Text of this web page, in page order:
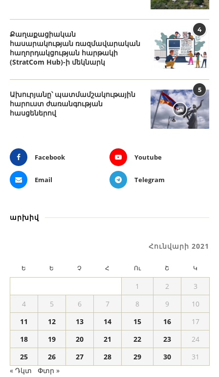
4
Քաղաքացիական
հասարակության ռազմավարական
հաղորդակցության հարթակի
(StratCom Hub)-ի մեկնարկ
5
Ախուրյանը՝ պատմամշակութային
հարուստ ժառանգության
հասցեներով
Facebook Youtube
Email Telegram
արխիվ
Հունվարի 2021
Ե Ե Չ Հ Ու Շ Կ
1 2
3
4
5 6 7 8 9
10
11
12 13 14 15 16
17
18
19 20 21 22 23
24
25
26 27 28 29 30
31
« Դկտ
Փտր »